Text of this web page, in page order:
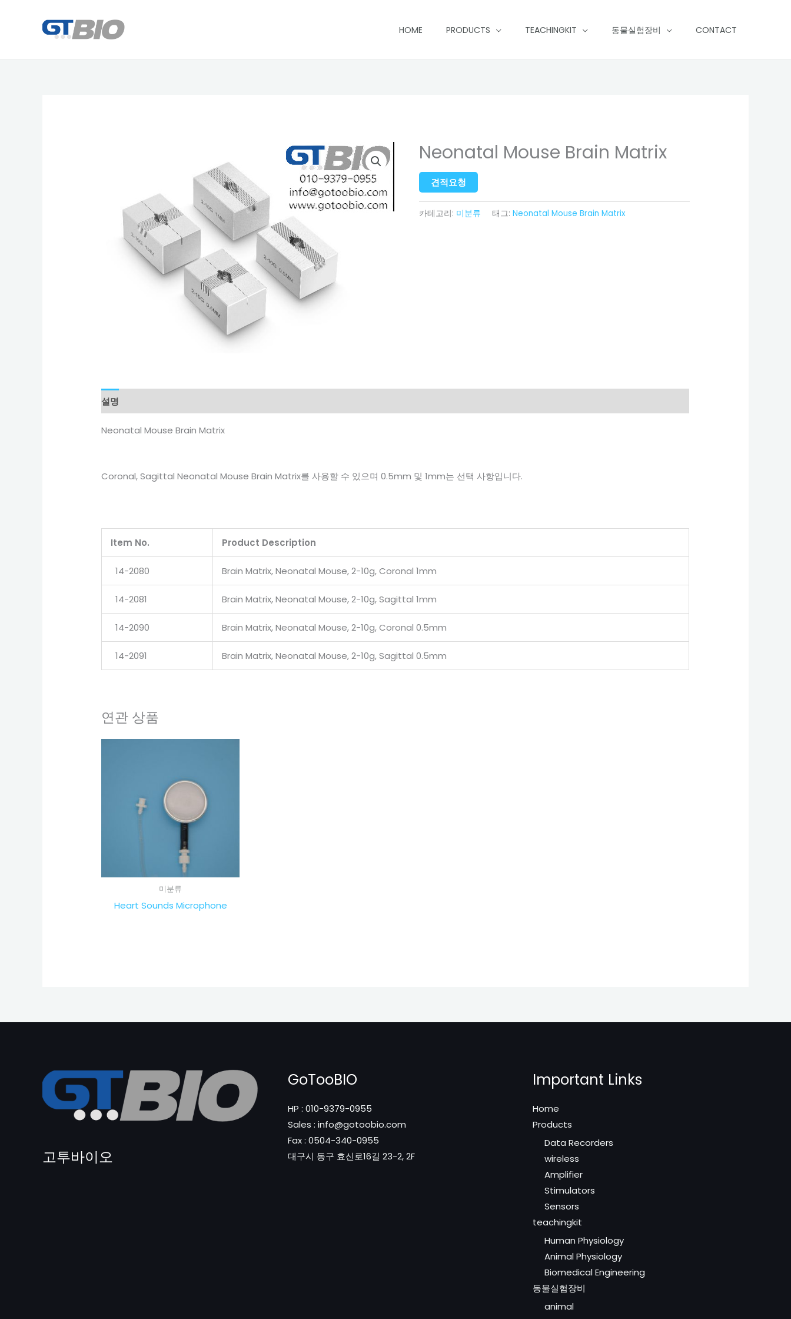
HOME PRODUCTS TEACHINGKIT 동물실험장비 CONTACT
Neonatal Mouse Brain Matrix
견적요청
카테고리: 미분류 태그: Neonatal Mouse Brain Matrix
설명
Neonatal Mouse Brain Matrix
Coronal, Sagittal Neonatal Mouse Brain Matrix를 사용할 수 있으며 0.5mm 및 1mm는 선택 사항입니다.
Item No. Product Description
14-2080 Brain Matrix, Neonatal Mouse, 2-10g, Coronal 1mm
14-2081 Brain Matrix, Neonatal Mouse, 2-10g, Sagittal 1mm
14-2090 Brain Matrix, Neonatal Mouse, 2-10g, Coronal 0.5mm
14-2091 Brain Matrix, Neonatal Mouse, 2-10g, Sagittal 0.5mm
연관 상품
미분류
Heart Sounds Microphone
고투바이오
GoTooBIO
HP : 010-9379-0955
Sales : info@gotoobio.com
Fax : 0504-340-0955
대구시 동구 효신로16길 23-2, 2F
Important Links
Home
Products
Data Recorders
wireless
Amplifier
Stimulators
Sensors
teachingkit
Human Physiology
Animal Physiology
Biomedical Engineering
동물실험장비
animal